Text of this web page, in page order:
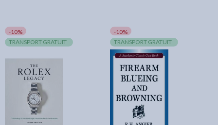
-10%
TRANSPORT GRATUIT
-10%
TRANSPORT GRATUIT